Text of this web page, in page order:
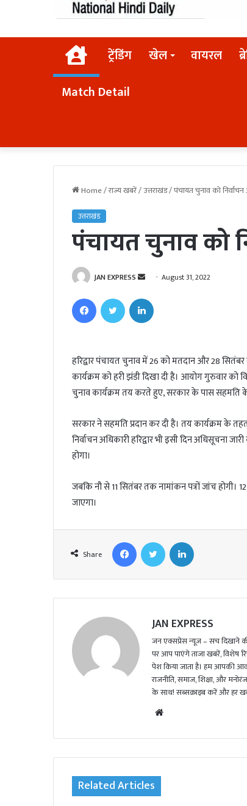
Homeट्रेंडिंग खेल वायरल
Match Detail
Home/राज्य खबरें/उत्तराखंड/पंचायत चुनाव को
उत्तराखंड
पंचायत चुनाव को
JAN EXPRESS
d
e
m
a
l
August 31, 2022
हरिद्वार पंचायत चुनाव में 26 को मतदान और 28
कार्यक्रम को हरी झंडी दिखा दी है। आयोग गुरुवार को
चुनाव कार्यक्रम तय करते हुए, सरकार के पास सहमति
सरकार ने सहमति प्रदान कर दी है। तय कार्यक्रम के
निर्वाचन अधिकारी हरिद्वार भी इसी दिन
होगा।
जबकि नौ से 11 सितंबर तक नामांकन पत्रों जांच होगी।
जाएगा।
Share
JAN EXPRESS
जन एक्सप्रेस न्यूज़ – सच दिखाने
पर आप पाएंगे ताजा खबरें, विशेष
पेश किया जाता है। हम आपकी
राजनीति, समाज, शिक्षा, और
के साथ! सब्सक्राइब करें और हर
te
Related Articles